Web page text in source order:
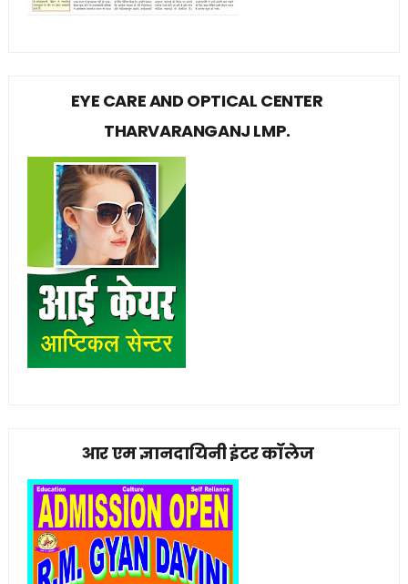
EYE CARE AND OPTICAL CENTER
THARVARANGANJ LMP.
आर एम ज्ञानदायिनी इंटर कॉलेज